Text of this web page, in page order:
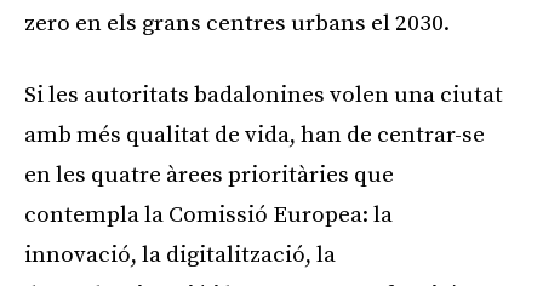
zero en els grans centres urbans el 2030.
Si les autoritats badalonines volen una ciutat
amb més qualitat de vida, han de centrar-se
en les quatre àrees prioritàries que
contempla la Comissió Europea: la
innovació, la digitalització, la